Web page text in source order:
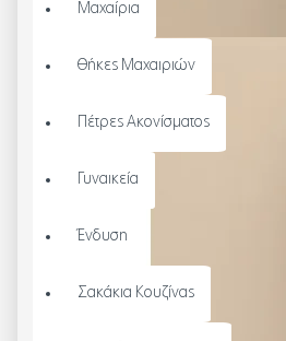
Μαχαίρια
Θήκες Μαχαιριών
Πέτρες Ακονίσματος
Γυναικεία
Ένδυση
Σακάκια Κουζίνας